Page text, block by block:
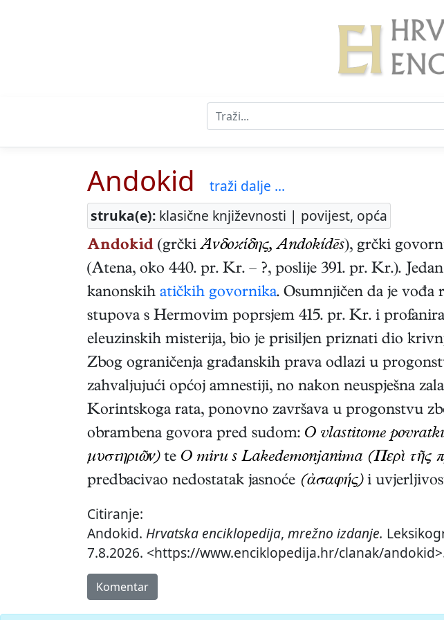
Andokid
traži dalje ...
struka(e): klasične književnosti | povijest, opća
Andokid (grčkiἈνδοϰίδης, Andokídēs), grčki
(Atena, oko 440. pr. Kr. – ?, poslije 391. pr. Kr.).
kanonskih atičkih govornika. Osumnjičen da je vođa
stupova s Hermovim poprsjem 415. pr. Kr. i
eleuzinskih misterija, bio je prisiljen priznati dio
Zbog ograničenja građanskih prava odlazi u
zahvaljujući općoj amnestiji, no nakon neuspješna
Korintskoga rata, ponovno završava u progonstvu
obrambena govora pred sudom: O vlastitome
μυστηριῶν)te O miru s Lakedemonjanima (Περὶ τῆς
predbacivao nedostatak jasnoće (ἀσαφής)i
Citiranje:
Andokid. Hrvatska enciklopedija, mrežno izdanje.
7.8.2026. <https://www.enciklopedija.hr/clanak/
Komentar